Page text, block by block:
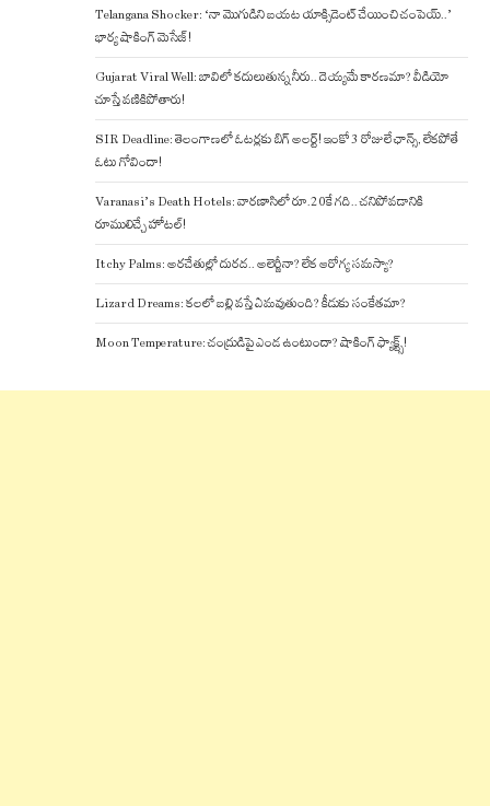
Telangana Shocker: ‘నా మొగుడిని బయట యాక్సిడెంట్ చేయించి చంపెయ్..’
భార్య షాకింగ్ మెసేజ్!
Gujarat Viral Well: బావిలో కదులుతున్న నీరు.. దెయ్యమే కారణమా? వీడియో
చూస్తే వణికిపోతారు!
SIR Deadline: తెలంగాణలో ఓటర్లకు బిగ్ అలర్ట్! ఇంకో 3 రోజులే ఛాన్స్, లేకపోతే
ఓటు గోవిందా!
Varanasi’s Death Hotels: వారణాసిలో రూ.20కే గది.. చనిపోవడానికి
రూములిచ్చే హోటల్!
Itchy Palms: అరచేతుల్లో దురద.. అలెర్జీనా? లేక ఆరోగ్య సమస్యా?
Lizard Dreams: కలలో బల్లి వస్తే ఏమవుతుంది? కీడుకు సంకేతమా?
Moon Temperature: చంద్రుడిపై ఎండ ఉంటుందా? షాకింగ్ ఫ్యాక్ట్స్!